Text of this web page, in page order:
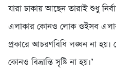
যারা ঢাকায় আছেন তারাই শুধু
এলাকার কোনও লোক ওইসব
প্রকারে আচরণবিধি লঙ্ঘন না
কোনও বিভ্রান্তি সৃষ্টি না হয়।’